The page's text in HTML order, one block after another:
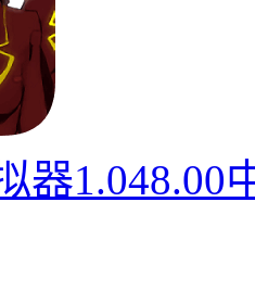
器1.048.00